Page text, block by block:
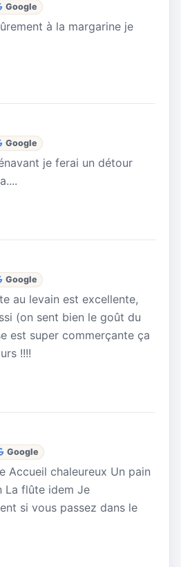
Google
à la margarine je
Google
je ferai un détour
Google
au levain est excellente,
(on sent bien le goût du
est super commerçante ça
!!!!
Google
Accueil chaleureux Un pain
La flûte idem Je
si vous passez dans le